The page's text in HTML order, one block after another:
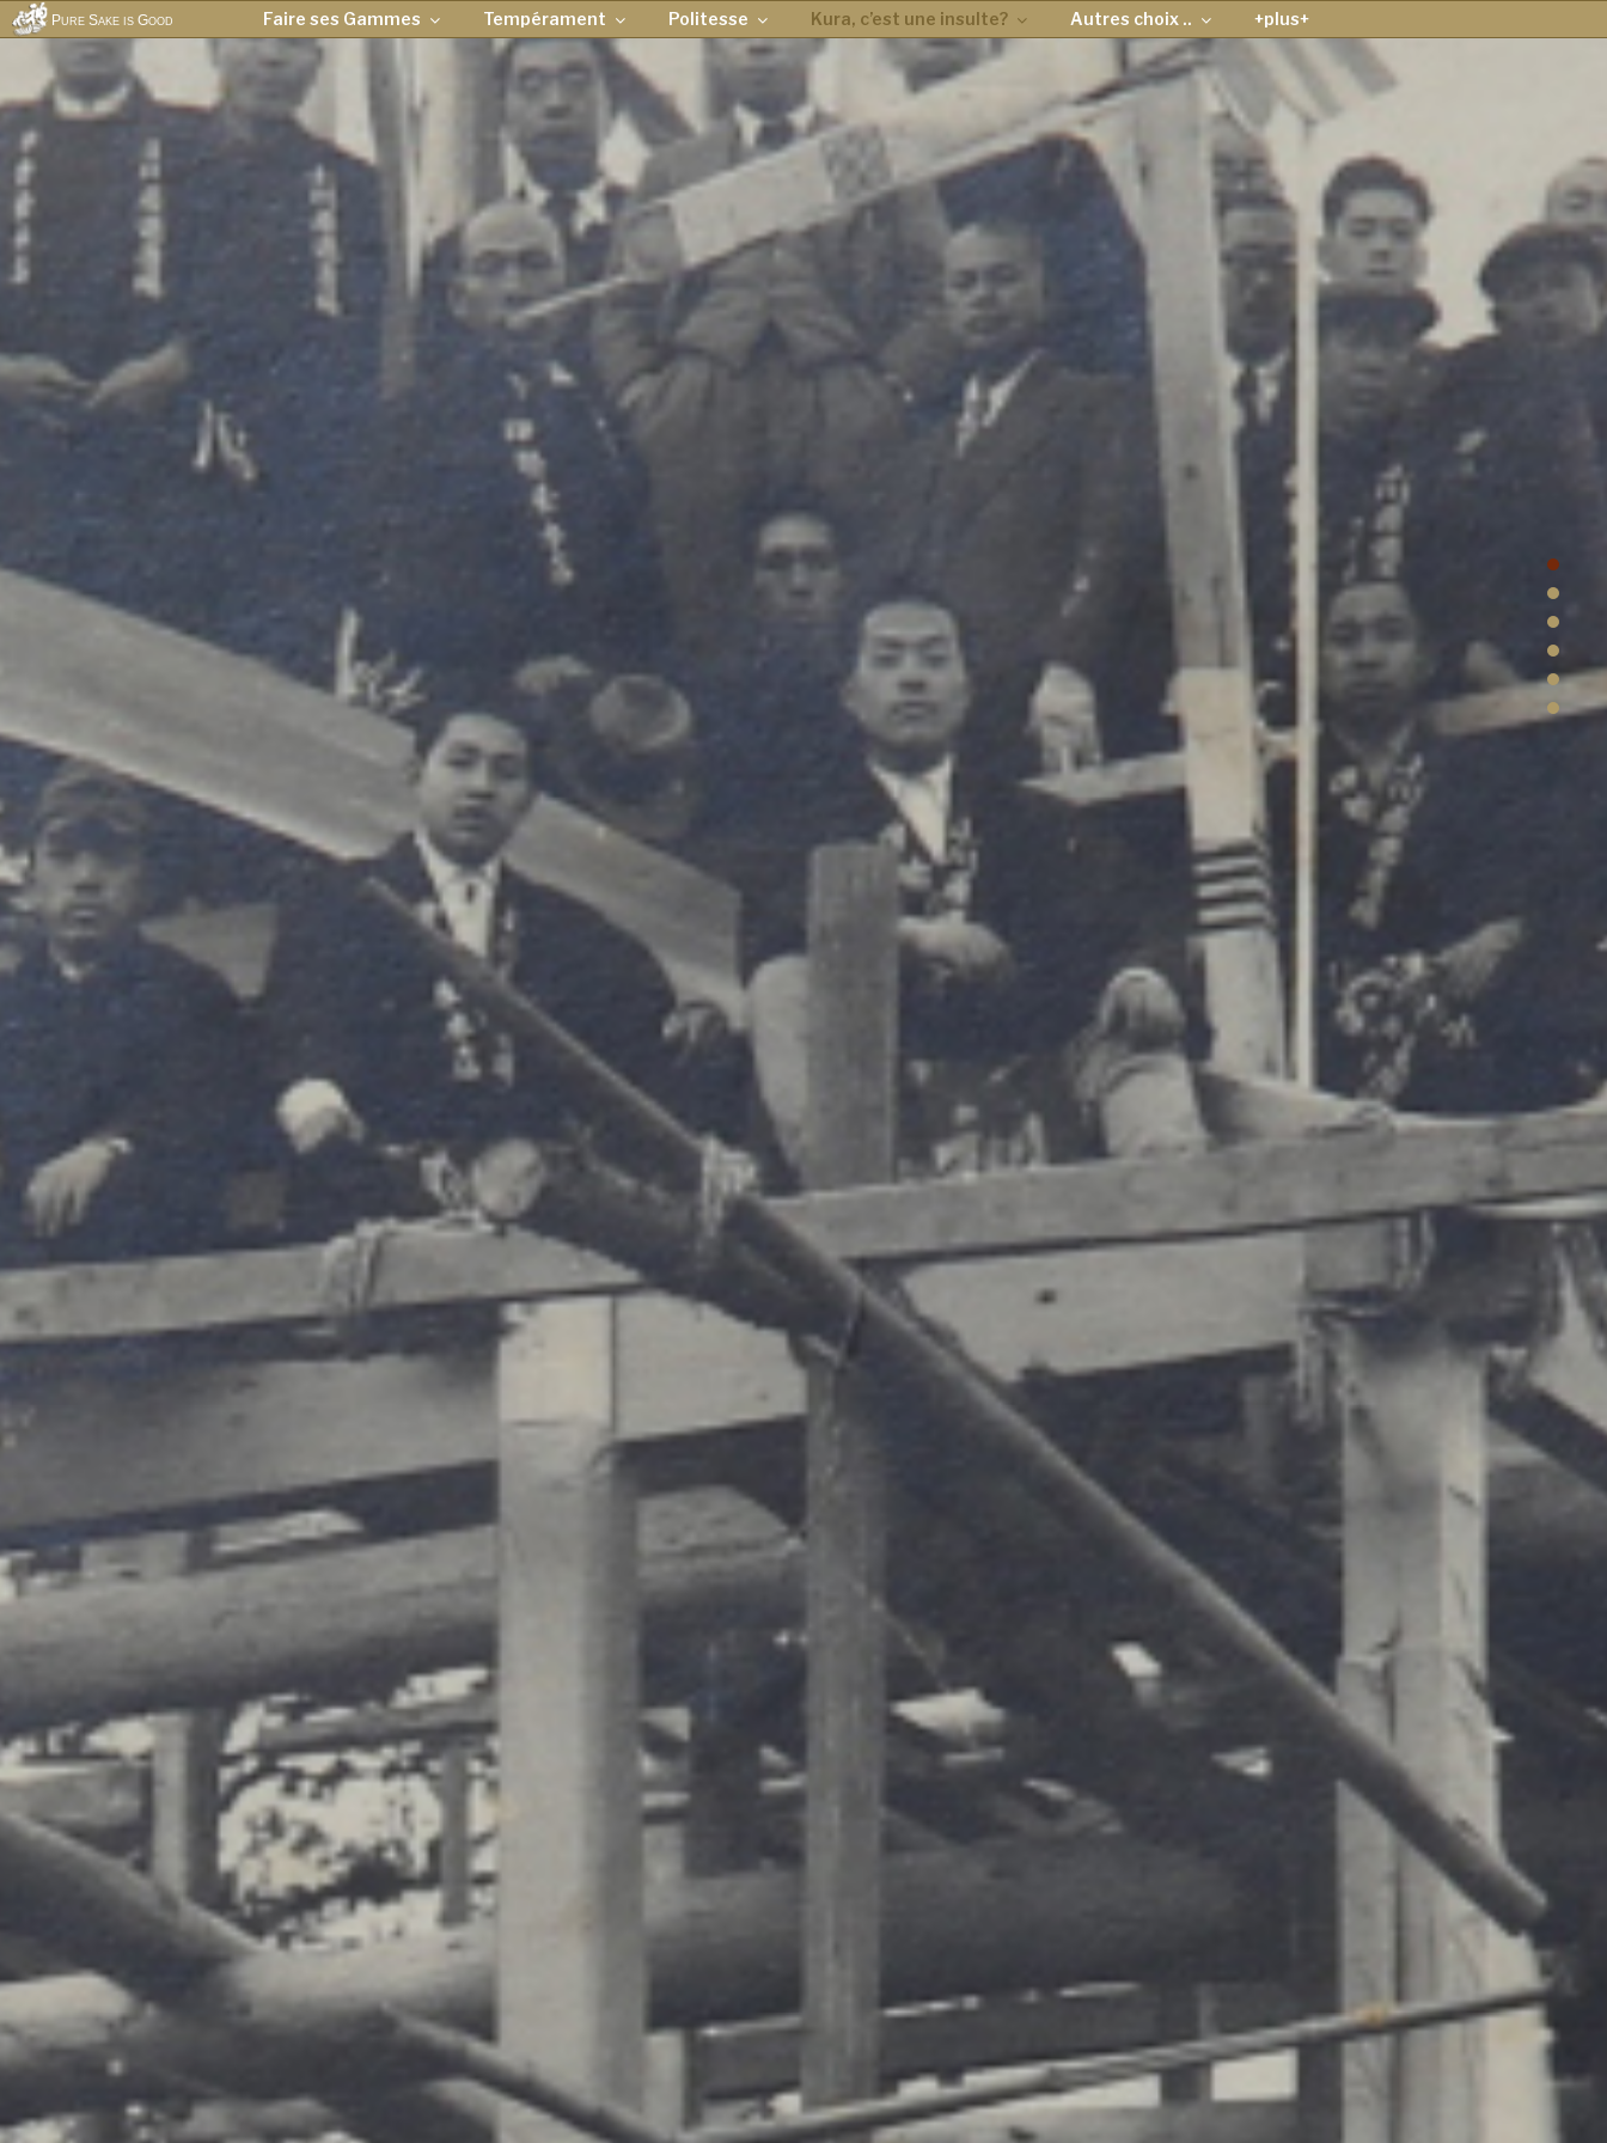
Pure Sake is Good Faire ses Gammes Tempérament Politesse Kura, c’est une insulte? Autres choix .. +plus+